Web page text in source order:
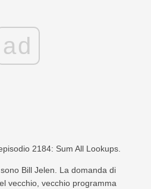
ad
2184: Sum All Lookups.
Bill Jelen. La domanda di
vecchio, vecchio programma